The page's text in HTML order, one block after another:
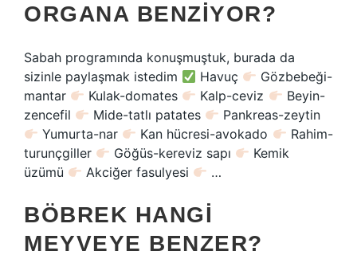
ORGANA BENZIYOR?
Sabah programında konuşmuştuk, burada da
sizinle paylaşmak istedim
Havuç
Gözbebeği-
mantar
Kulak-domates Kalp-ceviz
Beyin-
zencefil
Mide-tatlı patates
Pankreas-zeytin
Yumurta-nar
Kan hücresi-avokado
Rahim-
turunçgiller
Göğüs-kereviz sapı
Kemik
üzümü
Akciğer fasulyesi …
BÖBREK HANGI
MEYVEYE BENZER?